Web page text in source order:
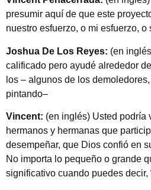
presumir aquí de que este
nuestro esfuerzo, o mi esfuerzo, o
Joshua De Los Reyes: (en
calificado pero ayudé alrededor
los – algunos de los
pintando–
Vincent: (en inglés) Usted podría
hermanos y hermanas que
desempeñar, que Dios confió en
No importa lo pequeño o grande
significativo cuando puedes decir,